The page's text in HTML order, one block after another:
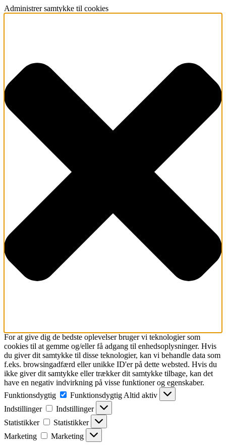
Administrer samtykke til cookies
For at give dig de bedste oplevelser bruger vi teknologier som
cookies til at gemme og/eller få adgang til enhedsoplysninger. Hvis
du giver dit samtykke til disse teknologier, kan vi behandle data som
f.eks. browsingadfærd eller unikke ID'er på dette websted. Hvis du
ikke giver dit samtykke eller trækker dit samtykke tilbage, kan det
have en negativ indvirkning på visse funktioner og egenskaber.
Funktionsdygtig
Funktionsdygtig Altid aktiv
Indstillinger
Indstillinger
Statistikker
Statistikker
Marketing
Marketing